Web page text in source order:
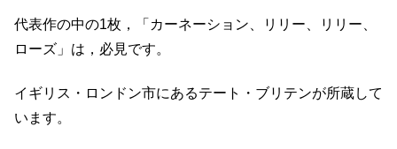
代表作の中の1枚，「カーネーション、リリー、リリー、
ローズ」は，必見です。
イギリス・ロンドン市にあるテート・ブリテンが所蔵して
います。